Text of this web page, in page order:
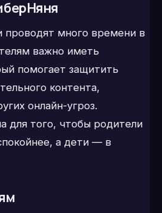
много времени в
важно иметь
помогает защитить
контента,
онлайн-угроз.
для того, чтобы родители
а дети — в